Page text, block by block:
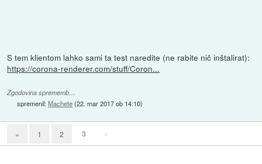
S tem klientom lahko sami ta test naredite (ne rabite nič inštalirat):
https://corona-renderer.com/stuff/Coron...
Zgodovina sprememb…
spremenil:Machete(22. mar 2017 ob 14:10)
« 1 2 3 »